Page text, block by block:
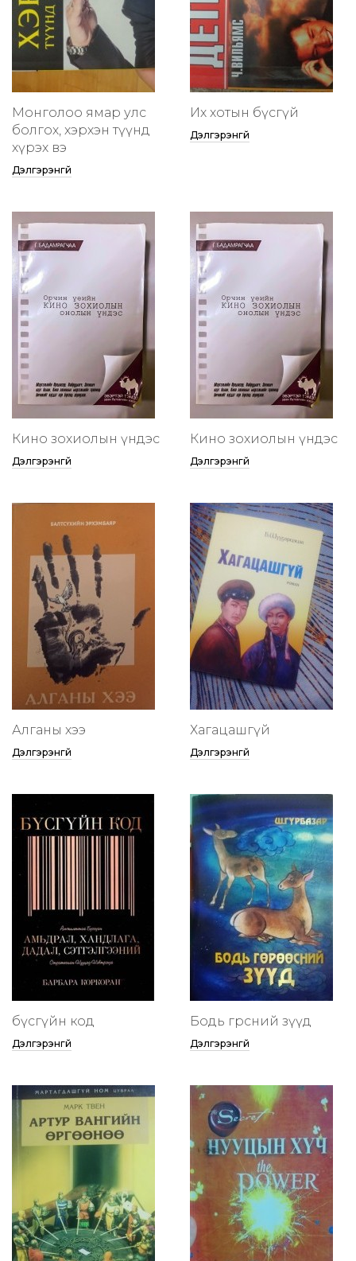
Монголоо ямар улс
болгох, хэрхэн түүнд
хүрэх вэ
Дэлгэрэнгүй
Их хотын бүсгүй
Дэлгэрэнгүй
Кино зохиолын үндэс
Дэлгэрэнгүй
Кино зохиолын үндэс
Дэлгэрэнгүй
Алганы хээ
Дэлгэрэнгүй
Хагацашгүй
Дэлгэрэнгүй
бүсгүйн код
Дэлгэрэнгүй
Бодь гөрөөсний зүүд
Дэлгэрэнгүй